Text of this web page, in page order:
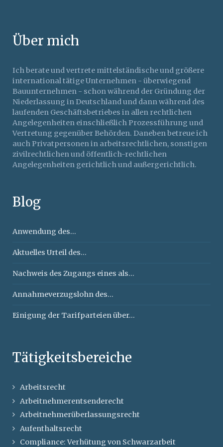
Über mich
Ich berate und vertrete mittelständische und größere
international tätige Unternehmen - überwiegend
Bauunternehmen - schon während der Gründung der
Niederlassung in Deutschland und dann während des
laufenden Geschäftsbetriebes in allen rechtlichen
Angelegenheiten einschließlich Prozessführung und
Vertretung gegenüber Behörden. Daneben betreue ich
auch Privatpersonen in arbeitsrechtlichen, sonstigen
zivilrechtlichen und öffentlich-rechtlichen
Angelegenheiten gerichtlich und außergerichtlich.
Blog
Anwendung des...
Aktuelles Urteil des...
Nachweis des Zugangs eines als...
Annahmeverzugslohn des...
Einigung der Tarifparteien über...
Tätigkeitsbereiche
Arbeitsrecht
Arbeitnehmerentsenderecht
Arbeitnehmerüberlassungsrecht
Aufenthaltsrecht
Compliance: Verhütung von Schwarzarbeit